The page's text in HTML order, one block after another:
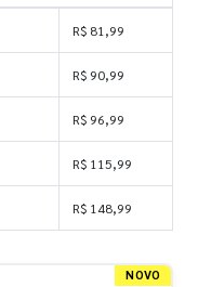
R$ 81,99
R$ 90,99
R$ 96,99
R$ 115,99
R$ 148,99
NOVO